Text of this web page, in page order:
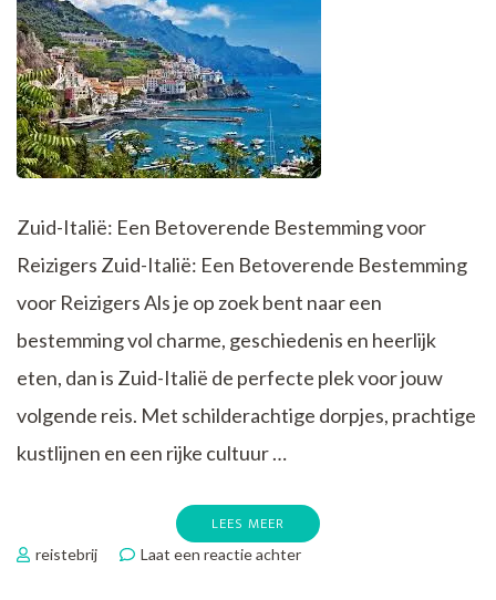
Zuid-Italië: Een Betoverende Bestemming voor
Reizigers Zuid-Italië: Een Betoverende Bestemming
voor Reizigers Als je op zoek bent naar een
bestemming vol charme, geschiedenis en heerlijk
eten, dan is Zuid-Italië de perfecte plek voor jouw
volgende reis. Met schilderachtige dorpjes, prachtige
kustlijnen en een rijke cultuur …
LEES MEER
reistebrij Laat een reactie achterop